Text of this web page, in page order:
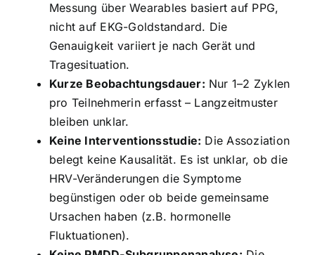
Messung über Wearables basiert auf PPG,
nicht auf EKG-Goldstandard. Die
Genauigkeit variiert je nach Gerät und
Tragesituation.
Kurze Beobachtungsdauer: Nur 1–2 Zyklen
pro Teilnehmerin erfasst – Langzeitmuster
bleiben unklar.
Keine Interventionsstudie: Die Assoziation
belegt keine Kausalität. Es ist unklar, ob die
HRV-Veränderungen die Symptome
begünstigen oder ob beide gemeinsame
Ursachen haben (z.B. hormonelle
Fluktuationen).